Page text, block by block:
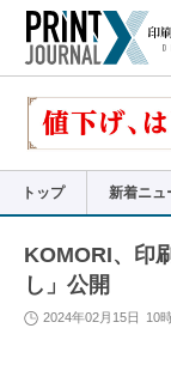
で
リ
トップ 新着ニュ
KOMORI、印
し」公開
2024年02月15日 10